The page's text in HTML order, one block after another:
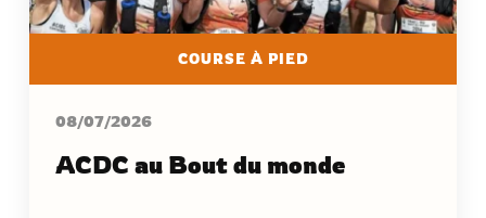
COURSE À PIED
08/07/2026
ACDC au Bout du monde